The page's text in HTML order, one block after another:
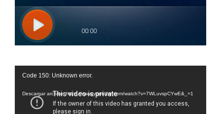
Reproductor
vídeo
Code 150: Unknown error.
Descargar archivo: https://www.youtube.com/watch?v=7WLuvspCYwE&_=1